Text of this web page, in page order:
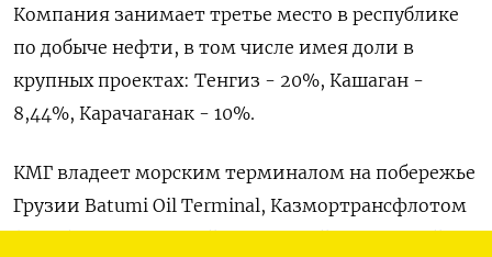
Компания занимает третье место в республике
по добыче нефти, в том числе имея доли в
крупных проектах: Тенгиз - 20%, Кашаган -
8,44%, Карачаганак - 10%.
КМГ владеет морским терминалом на побережье
Грузии Batumi Oil Terminal, Казмортрансфлотом